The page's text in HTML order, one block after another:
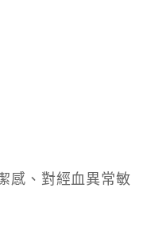
感、對經血異常敏